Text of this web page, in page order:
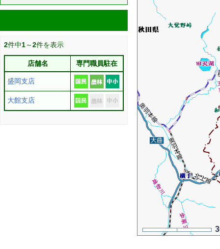
2件中1～2件を表示
店舗名 専門職員駐在
盛岡支店
大館支店